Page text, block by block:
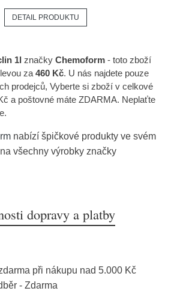
DETAIL PRODUKTU
1l značky Chemoform - toto zboží
za 460 Kč. U nás najdete pouze
prodejců, Vyberte si zboží v celkové
a poštovné máte ZDARMA. Neplaťte
nabízí špičkové produkty ve svém
všechny výrobky značky
dopravy a platby
při nákupu nad 5.000 Kč
- Zdarma